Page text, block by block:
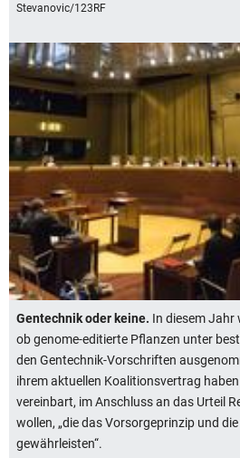
Stevanovic/123RF
Gentechnik oder keine. In diesem Jahr
ob genome-editierte Pflanzen unter
den Gentechnik-Vorschriften
ihrem aktuellen Koalitionsvertrag haben
vereinbart, im Anschluss an das Urteil
wollen, „die das Vorsorgeprinzip und
gewährleisten“.